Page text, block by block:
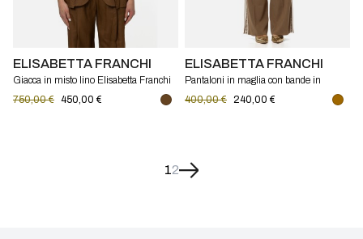
ELISABETTA FRANCHI
Giacca in misto lino Elisabetta Franchi
750,00 € 450,00 €
ELISABETTA FRANCHI
Pantaloni in maglia con bande in
viscosa lucida Elisabetta Franchi
400,00 € 240,00 €
12